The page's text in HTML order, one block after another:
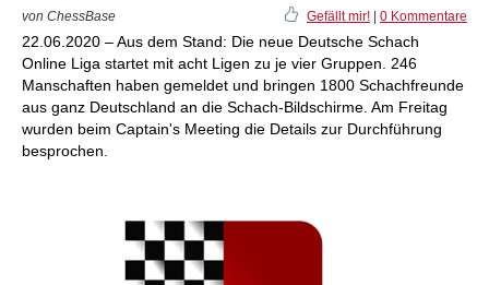
von ChessBase Gefällt mir! 0 Kommentare
22.06.2020 – Aus dem Stand: Die neue Deutsche Schach
Online Liga startet mit acht Ligen zu je vier Gruppen. 246
Manschaften haben gemeldet und bringen 1800 Schachfreunde
aus ganz Deutschland an die Schach-Bildschirme. Am Freitag
wurden beim Captain's Meeting die Details zur Durchführung
besprochen.